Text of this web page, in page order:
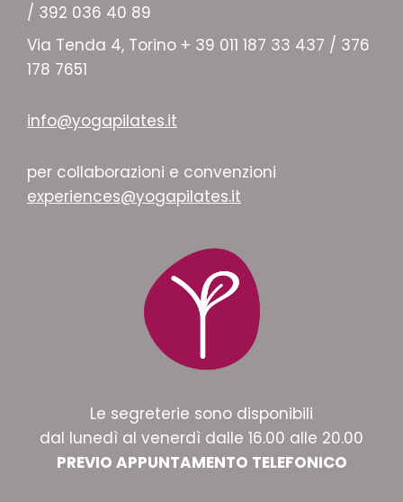
/ 392 036 40 89
Via Tenda 4, Torino + 39 011 187 33 437 / 376
178 7651
info@yogapilates.it
per collaborazioni e convenzioni
experiences@yogapilates.it
Le segreterie sono disponibili
dal lunedì al venerdì dalle 16.00 alle 20.00
PREVIO APPUNTAMENTO TELEFONICO